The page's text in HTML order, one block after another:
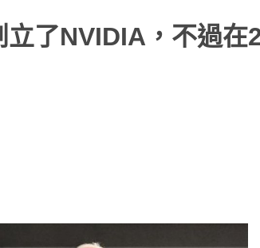
了NVIDIA，不過在